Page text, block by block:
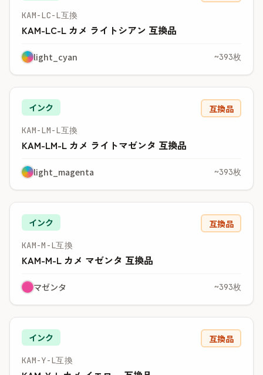
KAM-LC-L互換
KAM-LC-L カメ ライトシアン 互換品
light_cyan ~393枚
インク 互換品
KAM-LM-L互換
KAM-LM-L カメ ライトマゼンタ 互換品
light_magenta ~393枚
インク 互換品
KAM-M-L互換
KAM-M-L カメ マゼンタ 互換品
マゼンタ ~393枚
インク 互換品
KAM-Y-L互換